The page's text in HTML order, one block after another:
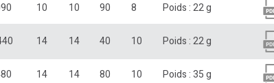
10 10 90 8 Poids : 22 g
14 14 40 10 Poids : 22 g
14 14 80 10 Poids : 35 g